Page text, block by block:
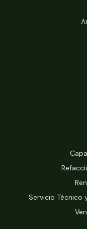
Servicio Técnico